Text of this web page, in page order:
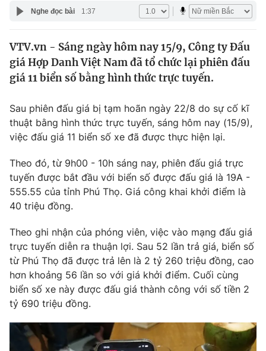
Thế giới
Thế giới đó đây
Câu chuyện quốc tế
Kinh tế
Tài chính
Góc doanh nghiệp
Dữ liệu và đời sống
Truyền hình
Phim VTV
Nhân vật
Khán giả
Giải sao mai
Giải trí
Điện ảnh
Âm nhạc
Sao
Đời sống
Du lịch
Làm đẹp
Chất lượng cuộc sống
Giáo dục
Tuyển sinh
Học trực tuyến
Công nghệ
Hitech Công nghệ tương lai
Giao lưu trực tuyến
Giáo dục
Nghe đọc bài 1:37
VTV.vn - Sáng ngày hôm nay 15/9, Công ty Đấu
giá Hợp Danh Việt Nam đã tổ chức lại phiên đấu
giá 11 biển số bằng hình thức trực tuyến.
Sau phiên đấu giá bị tạm hoãn ngày 22/8 do sự cố kĩ
thuật bằng hình thức trực tuyến, sáng hôm nay (15/9),
việc đấu giá 11 biển số xe đã được thực hiện lại.
Theo đó, từ 9h00 - 10h sáng nay, phiên đấu giá trực
tuyến được bắt đầu với biển số được đấu giá là 19A -
555.55 của tỉnh Phú Thọ. Giá công khai khởi điểm là
40 triệu đồng.
Theo ghi nhận của phóng viên, việc vào mạng đấu giá
trực tuyến diễn ra thuận lợi. Sau 52 lần trả giá, biển số
từ Phú Thọ đã được trả lên là 2 tỷ 260 triệu đồng, cao
hơn khoảng 56 lần so với giá khởi điểm. Cuối cùng
biển số xe này được đấu giá thành công với số tiền 2
tỷ 690 triệu đồng.